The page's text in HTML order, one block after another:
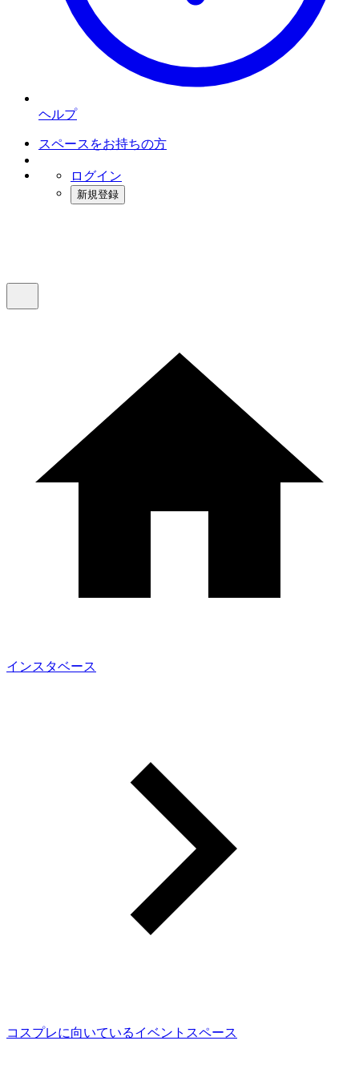
ヘルプ
スペースをお持ちの方
ログイン
新規登録
インスタベース
コスプレに向いているイベントスペース